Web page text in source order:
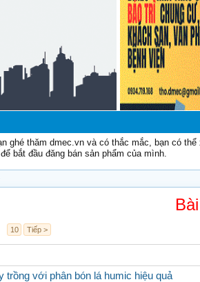
ghé thăm dmec.vn và có thắc mắc, bạn có
để bắt đầu đăng bán sản phẩm của mình.
10 Tiếp >
trồng với phân bón lá humic hiệu quả